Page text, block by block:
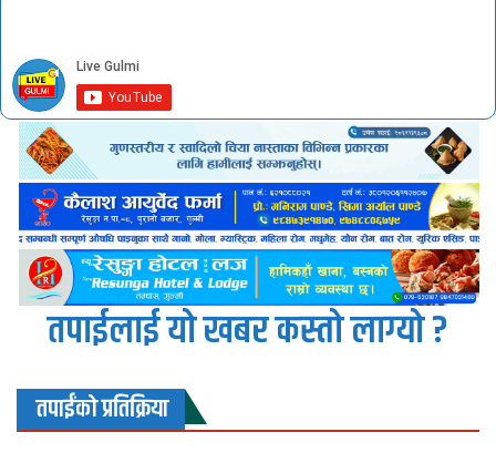
तपाईलाई यो खबर कस्तो लाग्यो ?
तपाईंको प्रतिक्रिया